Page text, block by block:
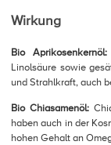
Wirkung
Bio Aprikosenkernöl:
Linolsäure sowie
und Strahlkraft, auch
Bio Chiasamenöl:
haben auch in der
hohen Gehalt an